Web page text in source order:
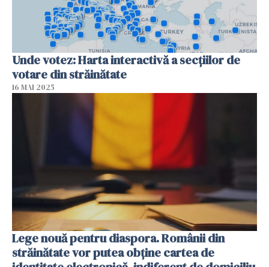
Unde votez: Harta interactivă a secțiilor de
votare din străinătate
16 MAI 2025
Lege nouă pentru diaspora. Românii din
străinătate vor putea obține cartea de